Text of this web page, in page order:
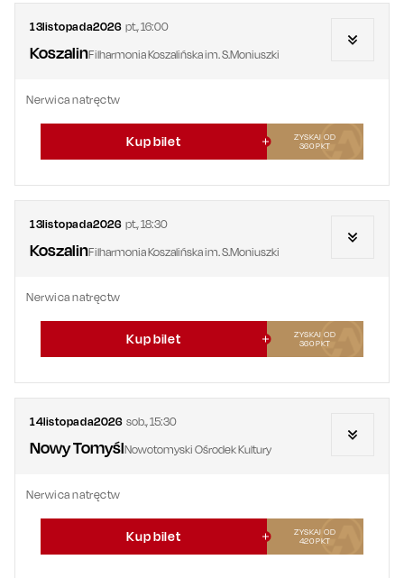
13listopada2026 pt.,16:00
KoszalinFilharmonia Koszalińska im. S.Moniuszki
Nerwica natręctw
Kup bilet
ZYSKAJ OD
360PKT
13listopada2026 pt.,18:30
KoszalinFilharmonia Koszalińska im. S.Moniuszki
Nerwica natręctw
Kup bilet
ZYSKAJ OD
360PKT
14listopada2026 sob.,15:30
Nowy TomyślNowotomyski Ośrodek Kultury
Nerwica natręctw
Kup bilet
ZYSKAJ OD
420PKT